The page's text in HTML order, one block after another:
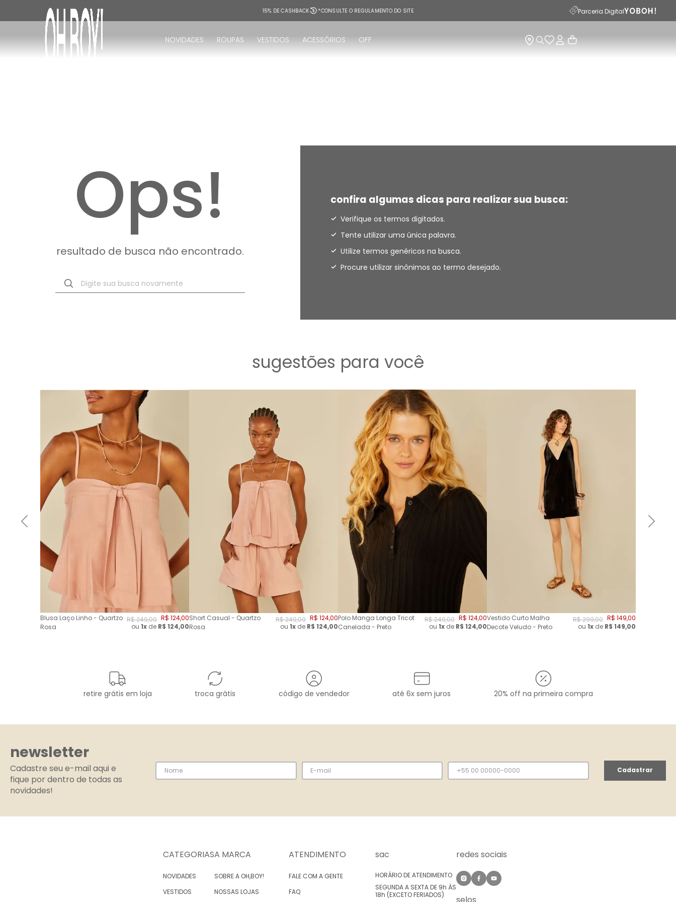
15% DE CASHBACK *CONSULTE O REGULAMENTO DO SITE Parceria Digital
NOVIDADES ROUPAS VESTIDOS ACESSÓRIOS OFF
Ops!
resultado de busca não encontrado.
Digite sua busca novamente
confira algumas dicas para realizar sua busca:
Verifique os termos digitados.
Tente utilizar uma única palavra.
Utilize termos genéricos na busca.
Procure utilizar sinônimos ao termo desejado.
sugestões para você
Blusa Laço Linho - Quartzo
Rosa
R$249,00 R$ 124,00
ou 1x de R$ 124,00
Short Casual - Quartzo
Rosa
R$249,00 R$ 124,00
ou 1x de R$ 124,00
Polo Manga Longa Tricot
Canelada - Preto
R$249,00 R$ 124,00
ou 1x de R$ 124,00
Vestido Curto Malha
Decote Veludo - Preto
R$299,00 R$ 149,00
ou 1x de R$ 149,00
retire grátis em loja troca grátis código de vendedor até 6x sem juros 20% off na primeira compra
newsletter
Cadastre seu e-mail aqui e
fique por dentro de todas as
novidades!
Cadastrar
CATEGORIAS
NOVIDADES
VESTIDOS
A MARCA
SOBRE A OH,BOY!
NOSSAS LOJAS
ATENDIMENTO
FALE COM A GENTE
FAQ
sac
HORÁRIO DE ATENDIMENTO
SEGUNDA A SEXTA DE 9h ÀS
18h (EXCETO FERIADOS)
redes sociais
TERMOS MAIS BUSCADOS
vestido
vestido longo